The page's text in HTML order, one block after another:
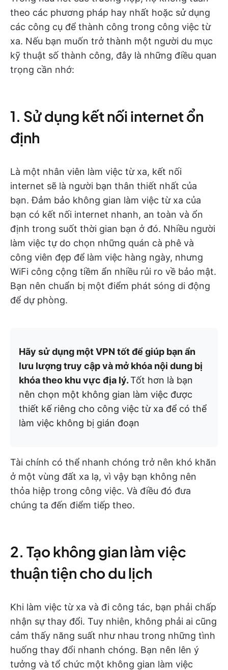
theo các phương pháp hay nhất hoặc sử dụng
các công cụ để thành công trong công việc từ
xa. Nếu bạn muốn trở thành một người du mục
kỹ thuật số thành công, đây là những điều quan
trọng cần nhớ:
1. Sử dụng kết nối internet ổn
định
Là một nhân viên làm việc từ xa, kết nối
internet sẽ là người bạn thân thiết nhất của
bạn. Đảm bảo không gian làm việc từ xa của
bạn có kết nối internet nhanh, an toàn và ổn
định trong suốt thời gian bạn ở đó. Nhiều người
làm việc tự do chọn những quán cà phê và
công viên đẹp để làm việc hàng ngày, nhưng
WiFi công cộng tiềm ẩn nhiều rủi ro về bảo mật.
Bạn nên chuẩn bị một điểm phát sóng di động
để dự phòng.
Hãy sử dụng một VPN tốt để giúp bạn ẩn
lưu lượng truy cập và mở khóa nội dung bị
khóa theo khu vực địa lý.Tốt hơn là bạn
nên chọn một không gian làm việc được
thiết kế riêng cho công việc từ xa để có thể
làm việc không bị gián đoạn
Tài chính có thể nhanh chóng trở nên khó khăn
ở một vùng đất xa lạ, vì vậy bạn không nên
thỏa hiệp trong công việc. Và điều đó đưa
chúng ta đến điểm tiếp theo.
2. Tạo không gian làm việc
thuận tiện cho du lịch
Khi làm việc từ xa và đi công tác, bạn phải chấp
nhận sự thay đổi. Tuy nhiên, không phải ai cũng
cảm thấy năng suất như nhau trong những tình
huống thay đổi nhanh chóng. Bạn nên lên ý
tưởng và tổ chức một không gian làm việc